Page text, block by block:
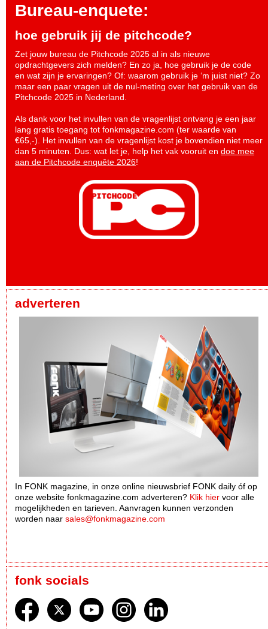
Bureau-enquete:
hoe gebruik jij de pitchcode?
Zet jouw bureau de Pitchcode 2025 al in als nieuwe
opdrachtgevers zich melden? En zo ja, hoe gebruik je de code
en wat zijn je ervaringen? Of: waarom gebruik je ‘m juist niet? Zo
maar een paar vragen uit de nul-meting over het gebruik van de
Pitchcode 2025 in Nederland.
Als dank voor het invullen van de vragenlijst ontvang je een jaar
lang gratis toegang tot fonkmagazine.com (ter waarde van
€65,-). Het invullen van de vragenlijst kost je bovendien niet meer
dan 5 minuten. Dus: wat let je, help het vak vooruit en doe mee
aan de Pitchcode enquête 2026!
adverteren
In FONK magazine, in onze online nieuwsbrief FONK daily óf op
onze website fonkmagazine.com adverteren? Klik hier voor alle
mogelijkheden en tarieven. Aanvragen kunnen verzonden
worden naar sales@fonkmagazine.com
fonk socials